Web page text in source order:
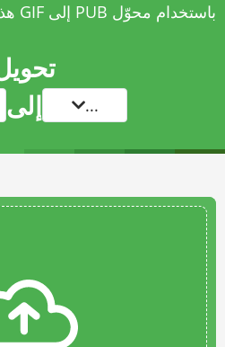
باستخدام محوّل PUB إلى GIF
... إلى